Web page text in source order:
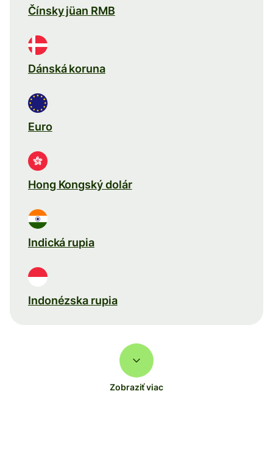
Čínsky jüan RMB
Dánská koruna
Euro
Hong Kongský dolár
Indická rupia
Indonézska rupia
Zobraziť viac